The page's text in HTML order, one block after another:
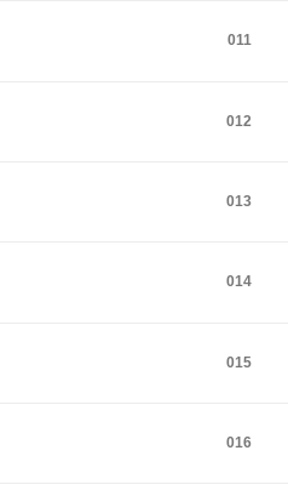
011
012
013
014
015
016